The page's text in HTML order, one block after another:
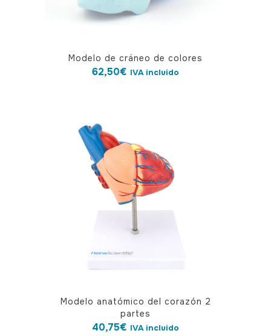
Modelo de cráneo de colores
62,50€ IVA incluido
Modelo anatómico del corazón 2
partes
40,75€ IVA incluido